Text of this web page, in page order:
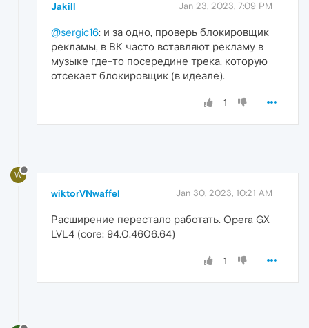
Jakill Jan 23, 2023, 7:09 PM
@sergic16: и за одно, проверь блокировщик
рекламы, в ВК часто вставляют рекламу в
музыке где-то посередине трека, которую
отсекает блокировщик (в идеале).
1
W
wiktorVNwaffel Jan 30, 2023, 10:21 AM
Расширение перестало работать. Opera GX
LVL4 (core: 94.0.4606.64)
1